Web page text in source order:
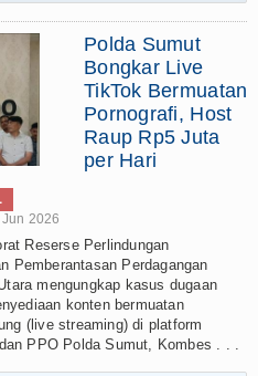
Polda Sumut
Bongkar Live
TikTok Bermuatan
Pornografi, Host
Raup Rp5 Juta
per Hari
2026
Reserse Perlindungan
Pemberantasan Perdagangan
mengungkap kasus dugaan
konten bermuatan
(live streaming) di platform
PPO Polda Sumut, Kombes . . .